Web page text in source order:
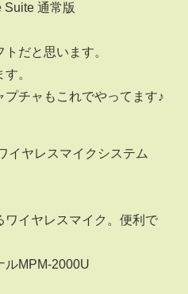
通常版
だと思います。
。
チャもこれでやってます♪
ヤレスマイクシステム
イヤレスマイク。便利で
MPM-2000U